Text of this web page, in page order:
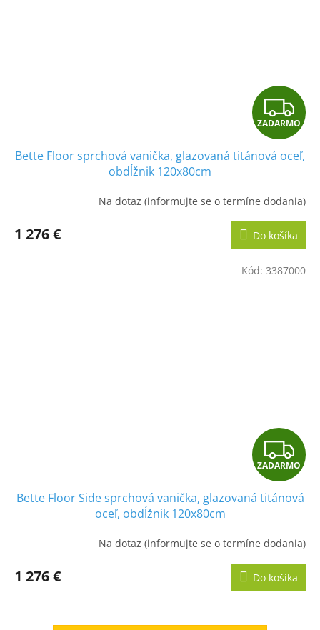
Z
A
D
A
R
M
ZADARMO
Bette Floor sprchová vanička, glazovaná titánová oceľ,
obdĺžnik 120x80cm
Na dotaz (informujte se o termíne dodania)
1 276 € Do košíka
Z
A
D
A
R
M
ZADARMO
Bette Floor Side sprchová vanička, glazovaná titánová
oceľ, obdĺžnik 120x80cm
Na dotaz (informujte se o termíne dodania)
1 276 € Do košíka
Kód: 3387000